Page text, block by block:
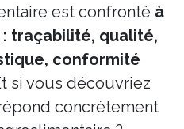
est confronté à
traçabilité, qualité,
conformité
si vous découvriez
concrètement